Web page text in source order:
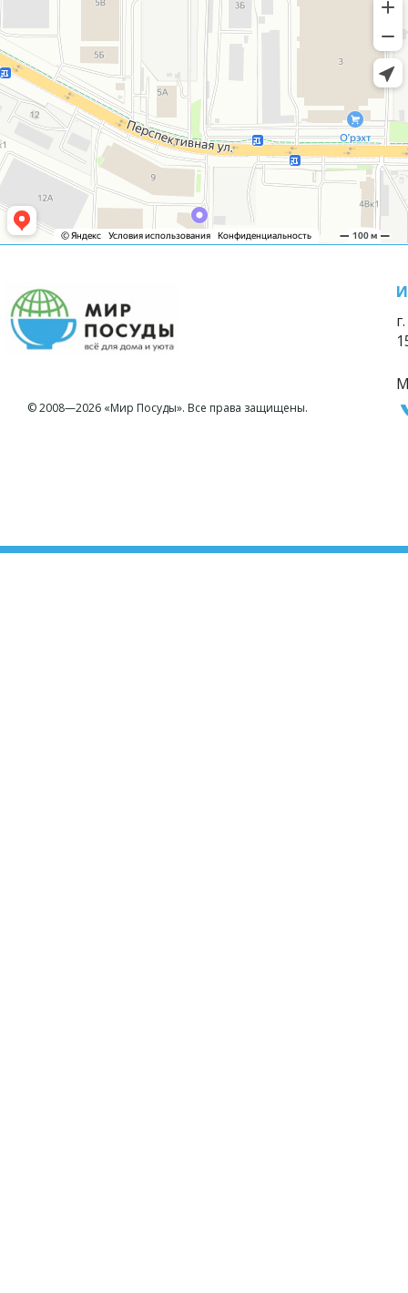
© 2008—2026 «Мир Посуды». Все права защищены.